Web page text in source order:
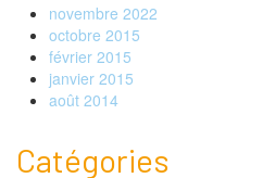
novembre 2022
octobre 2015
février 2015
janvier 2015
août 2014
Catégories